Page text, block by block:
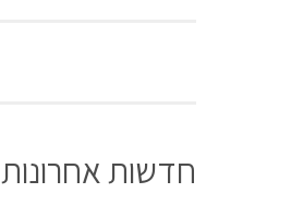
חדשות אחרונות